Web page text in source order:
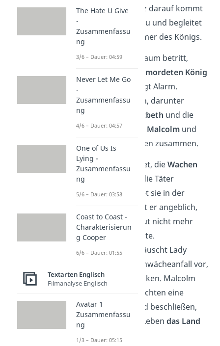
Lenoxherein. Kurz darauf kommt
auch
dazu und begleitet
Macduff zum Zimmer des Königs.
Als Macduffden Raum betritt,
ermordeten König
und schlägt Alarm.
Mehrere Personen, darunter
Banquo
Lady Macbeth und die
Söhne des Königs, Malcolm und
Donalbain
, kommen zusammen.
Macbeth behauptet, dieWachen
des Königs
seien die Täter
gewesen, und tötet sie in der
Aufregung. Das tat er angeblich,
weil er sich aus Wut nicht mehr
beherrschen konnte.
Währenddessen täuscht Lady
Macbeth einen Schwächeanfall vor,
um weiter abzulenken. Malcolm
und Donalbain fürchten eine
Verschwörung und beschließen,
aus Angst um ihr Lebendas Land
zu verlassen
The Hate U Give
-
Zusammenfassu
ng
3/6 – Dauer: 04:59
Never Let Me Go
-
Zusammenfassu
ng
4/6 – Dauer: 04:57
One of Us Is
Lying -
Zusammenfassu
ng
5/6 – Dauer: 03:58
Coast to Coast -
Charakterisierun
g Cooper
6/6 – Dauer: 01:55
Textarten Englisch
Filmanalyse Englisch
Avatar 1
Zusammenfassu
ng
1/3 – Dauer: 05:15